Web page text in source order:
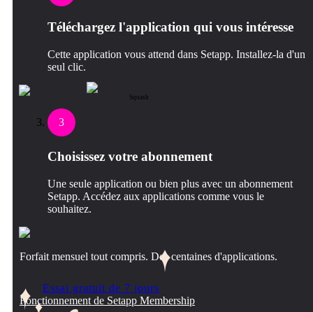
Téléchargez l'application qui vous intéresse
Cette application vous attend dans Setapp. Installez-la d'un
seul clic.
Squash
3
Choisissez votre abonnement
Une seule application ou bien plus avec un abonnement
Setapp. Accédez aux applications comme vous le
souhaitez.
Forfait mensuel tout compris. Des centaines d'applications.
Essai gratuit de 7 jours
Fonctionnement de Setapp Membership